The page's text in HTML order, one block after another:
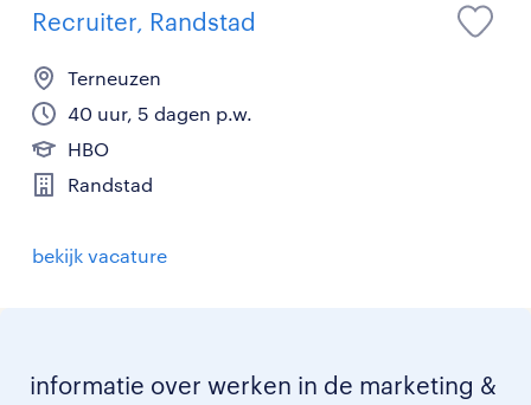
Recruiter, Randstad
Terneuzen
40 uur, 5 dagen p.w.
HBO
Randstad
bekijk vacature
informatie over werken in de marketing &